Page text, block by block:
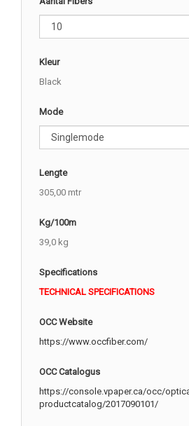
Kleur
Black
Mode
Lengte
305,00 mtr
Kg/100m
39,0 kg
Specifications
TECHNICAL SPECIFICATIONS
OCC Website
https://www.occfiber.com/
OCC Catalogus
https://console.vpaper.ca/occ/
productcatalog/2017090101/